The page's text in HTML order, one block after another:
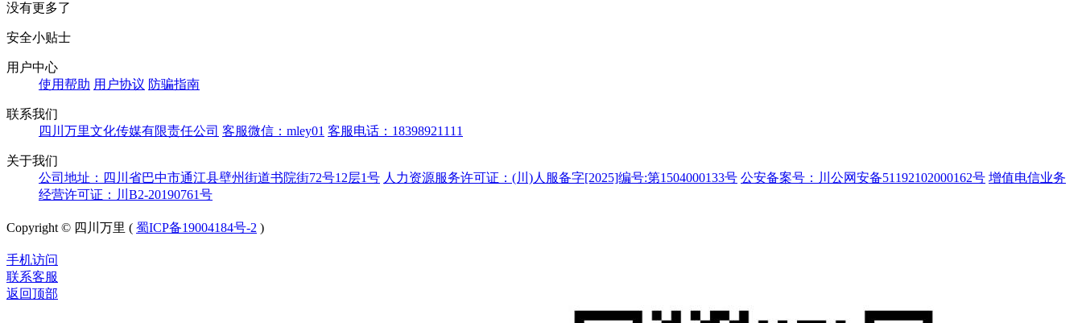
没有更多了
安全小贴士
用户中心
使用帮助 用户协议 防骗指南
联系我们
四川万里文化传媒有限责任公司 客服微信：mley01 客服电话：18398921111
关于我们
公司地址：四川省巴中市通江县壁州街道书院街72号12层1号 人力资源服务许可证：(川)人服备字[2025]编号:第1504000133号 公安备案号：川公网安备51192102000162号 增值电信业务
经营许可证：川B2-20190761号
Copyright © 四川万里 ( 蜀ICP备19004184号-2 )
手机访问
联系客服
返回顶部